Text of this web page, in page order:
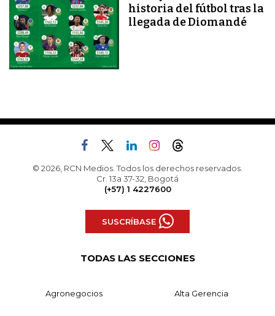
historia del fútbol tras la
llegada de Diomandé
© 2026, RCN Medios. Todos los derechos reservados.
Cr. 13a 37-32, Bogotá
(+57) 1 4227600
SUSCRÍBASE
TODAS LAS SECCIONES
Agronegocios Alta Gerencia